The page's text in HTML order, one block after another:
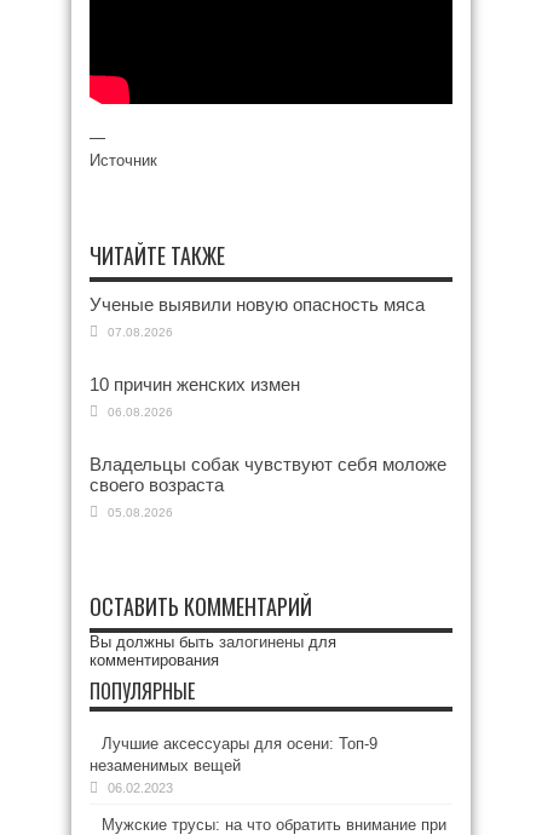
—
Источник
ЧИТАЙТЕ ТАКЖЕ
Ученые выявили новую опасность мяса
07.08.2026
10 причин женских измен
06.08.2026
Владельцы собак чувствуют себя моложе
своего возраста
05.08.2026
ОСТАВИТЬ КОММЕНТАРИЙ
Вы должны быть залогинены для
комментирования
ПОПУЛЯРНЫЕ
Лучшие аксессуары для осени: Топ-9
незаменимых вещей
06.02.2023
Мужские трусы: на что обратить внимание при